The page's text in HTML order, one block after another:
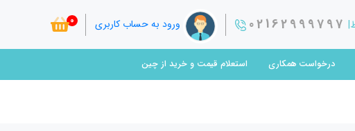
02162999797 ورود به حساب کاربری 0
درخواست همکاری استعلام قیمت و خرید از چین